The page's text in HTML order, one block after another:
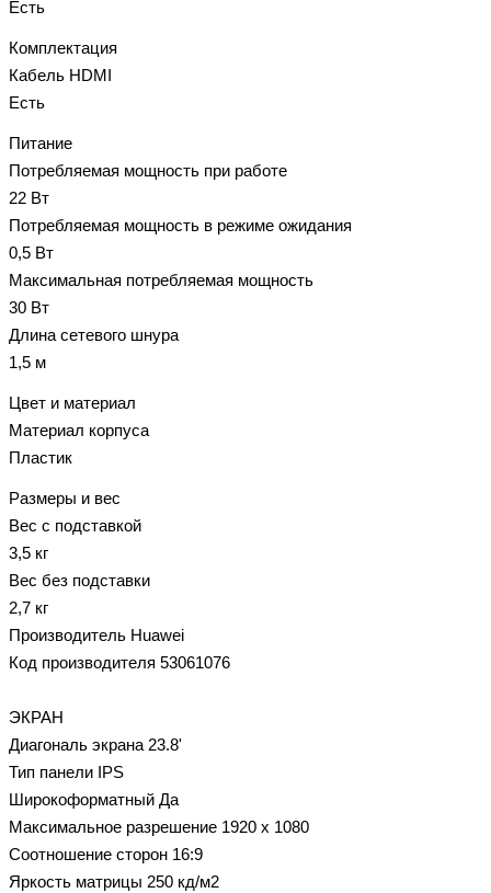
Есть
Комплектация
Кабель HDMI
Есть
Питание
Потребляемая мощность при работе
22 Вт
Потребляемая мощность в режиме ожидания
0,5 Вт
Максимальная потребляемая мощность
30 Вт
Длина сетевого шнура
1,5 м
Цвет и материал
Материал корпуса
Пластик
Размеры и вес
Вес с подставкой
3,5 кг
Вес без подставки
2,7 кг
Производитель Huawei
Код производителя 53061076
ЭКРАН
Диагональ экрана 23.8'
Тип панели IPS
Широкоформатный Да
Максимальное разрешение 1920 x 1080
Соотношение сторон 16:9
Яркость матрицы 250 кд/м2